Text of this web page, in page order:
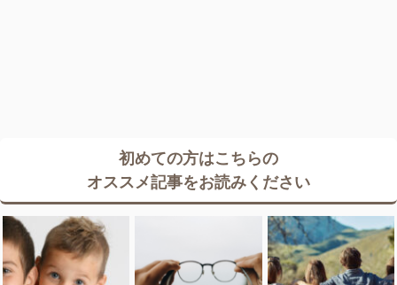
初めての方はこちらの
オススメ記事をお読みください